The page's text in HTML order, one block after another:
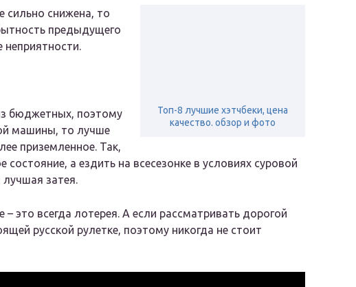
Топ-8 лучшие хэтчбеки, цена
качество. обзор и фото
сильно снижена, то
предыдущего
бюджетных, поэтому
машины, то лучше
приземленное. Так,
а ездить на всесезонке в условиях суровой
затея.
это всегда лотерея. А если рассматривать дорогой
русской рулетке, поэтому никогда не стоит